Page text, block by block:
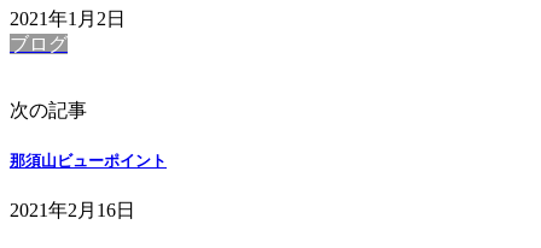
2021年1月2日
ブログ
次の記事
那須山ビューポイント
2021年2月16日